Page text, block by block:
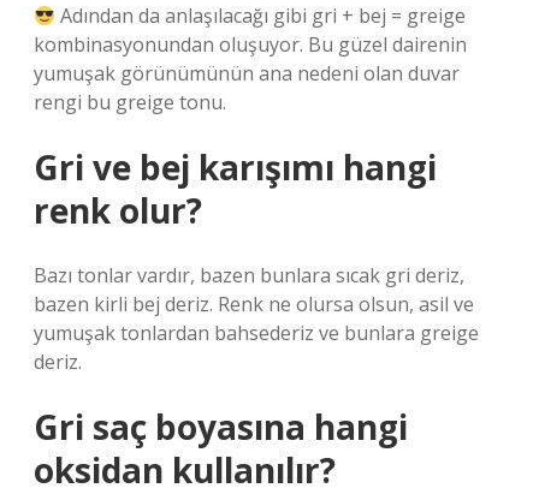
Adından da anlaşılacağı gibi gri + bej = greige
kombinasyonundan oluşuyor. Bu güzel dairenin
yumuşak görünümünün ana nedeni olan duvar
rengi bu greige tonu.
Gri ve bej karışımı hangi
renk olur?
Bazı tonlar vardır, bazen bunlara sıcak gri deriz,
bazen kirli bej deriz. Renk ne olursa olsun, asil ve
yumuşak tonlardan bahsederiz ve bunlara greige
deriz.
Gri saç boyasına hangi
oksidan kullanılır?